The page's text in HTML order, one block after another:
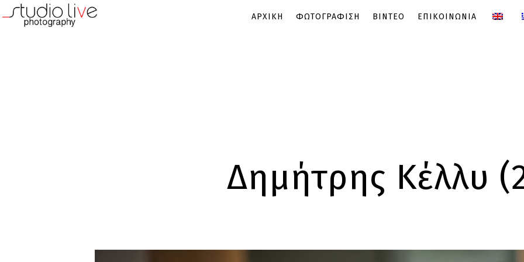
ΑΡΧΙΚΗ ΦΩΤΟΓΡΑΦΙΣΗ ΒΙΝΤΕΟ ΕΠΙΚΟΙΝΩΝΙΑ
Δημήτρης Κέλλυ